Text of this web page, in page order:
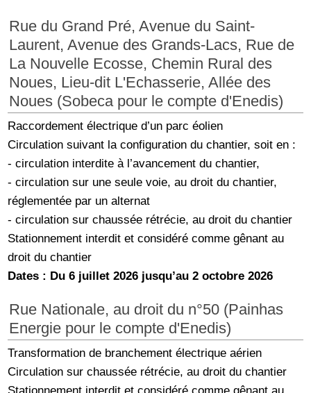
Rue du Grand Pré, Avenue du Saint-
Laurent, Avenue des Grands-Lacs, Rue de
La Nouvelle Ecosse, Chemin Rural des
Noues, Lieu-dit L'Echasserie, Allée des
Noues (Sobeca pour le compte d'Enedis)
Raccordement électrique d’un parc éolien
Circulation suivant la configuration du chantier, soit en :
- circulation interdite à l’avancement du chantier,
- circulation sur une seule voie, au droit du chantier,
réglementée par un alternat
- circulation sur chaussée rétrécie, au droit du chantier
Stationnement interdit et considéré comme gênant au
droit du chantier
Dates : Du 6 juillet 2026 jusqu’au 2 octobre 2026
Rue Nationale, au droit du n°50 (Painhas
Energie pour le compte d'Enedis)
Transformation de branchement électrique aérien
Circulation sur chaussée rétrécie, au droit du chantier
Stationnement interdit et considéré comme gênant au